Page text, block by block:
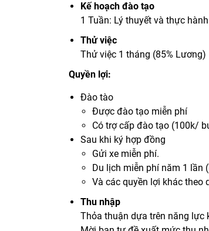
Kế hoạch đào tạo
1 Tuần: Lý thuyết và thực
Thử việc
Thử việc 1 tháng (85% Lương)
Quyền lợi:
Đào tào
Được đào tạo miễn phí
Có trợ cấp đào tạo (100k/
Sau khi ký hợp đồng
Gửi xe miễn phí.
Du lịch miễn phí năm 1 lần
Và các quyền lợi khác theo
Thu nhập
Thỏa thuận dựa trên năng lực